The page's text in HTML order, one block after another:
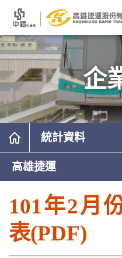
企
統計資料
高雄捷運
101年2月
表(PDF)